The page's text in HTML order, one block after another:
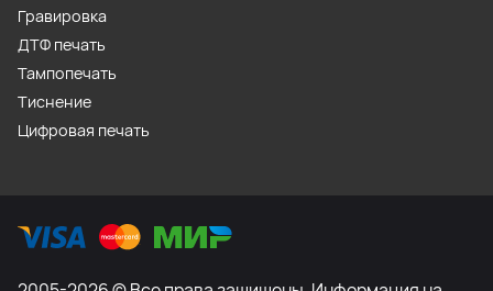
Гравировка
ДТФ печать
Тампопечать
Тиснение
Цифровая печать